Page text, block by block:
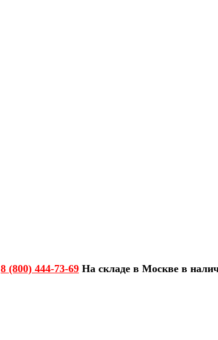
8 (800) 444-73-69 На складе в Москве в